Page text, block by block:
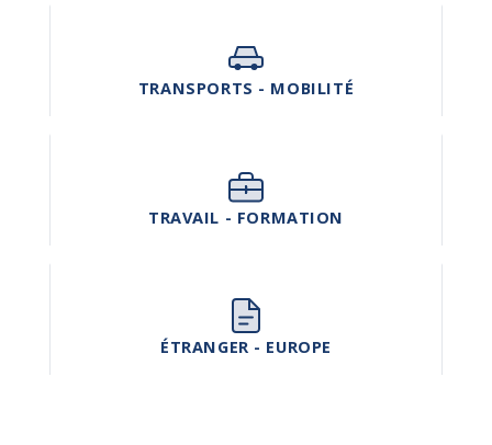
TRANSPORTS - MOBILITÉ
TRAVAIL - FORMATION
ÉTRANGER - EUROPE